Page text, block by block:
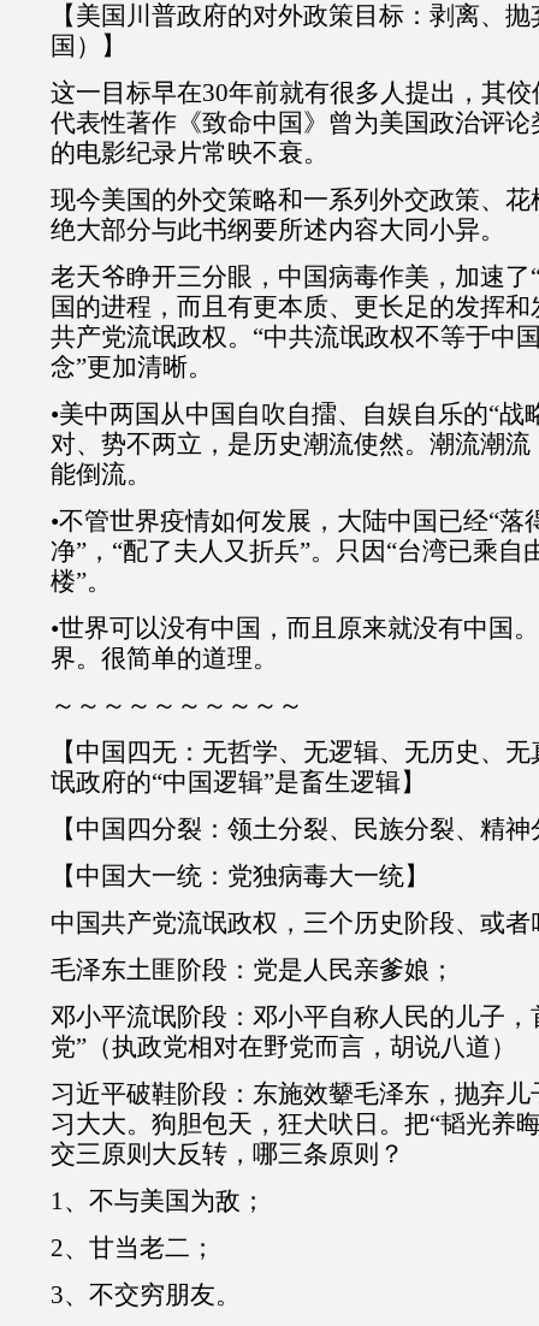
【美国川普政府的对外政策目标：剥离、
国）】
这一目标早在30年前就有很多人提出，其
代表性著作《致命中国》曾为美国政治评
的电影纪录片常映不衰。
现今美国的外交策略和一系列外交政策、
绝大部分与此书纲要所述内容大同小异。
老天爷睁开三分眼，中国病毒作美，加速了
国的进程，而且有更本质、更长足的发挥
共产党流氓政权。“中共流氓政权不等于中
念”更加清晰。
•美中两国从中国自吹自擂、自娱自乐的“战
对、势不两立，是历史潮流使然。潮流潮
能倒流。
•不管世界疫情如何发展，大陆中国已经“落
净”，“配了夫人又折兵”。只因“台湾已乘自
楼”。
•世界可以没有中国，而且原来就没有中国
界。很简单的道理。
～～～～～～～～～～
【中国四无：无哲学、无逻辑、无历史、
氓政府的“中国逻辑”是畜生逻辑】
【中国四分裂：领土分裂、民族分裂、精
【中国大一统：党独病毒大一统】
中国共产党流氓政权，三个历史阶段、或
毛泽东土匪阶段：党是人民亲爹娘；
邓小平流氓阶段：邓小平自称人民的儿子，
党”（执政党相对在野党而言，胡说八道）
习近平破鞋阶段：东施效颦毛泽东，抛弃
习大大。狗胆包天，狂犬吠日。把“韬光养
交三原则大反转，哪三条原则？
1、不与美国为敌；
2、甘当老二；
3、不交穷朋友。